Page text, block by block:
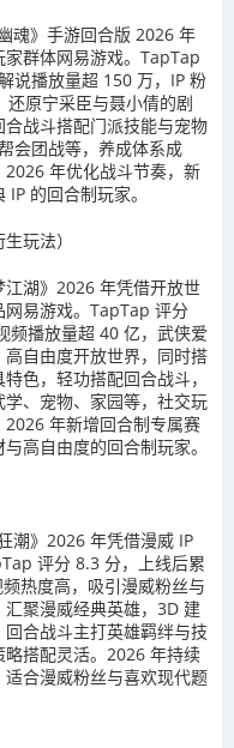
魂》手游回合版 2026 年
群体网易游戏。TapTap
说播放量超 150 万，IP 粉
还原宁采臣与聂小倩的剧
战斗搭配门派技能与宠物
会团战等，养成体系成
年优化战斗节奏，新
的回合制玩家。
玩法）
湖》2026 年凭借开放世
易游戏。TapTap 评分
频播放量超 40 亿，武侠爱
自由度开放世界，同时搭
色，轻功搭配回合战斗，
、宠物、家园等，社交玩
年新增回合制专属赛
高自由度的回合制玩家。
潮》2026 年凭借漫威 IP
评分 8.3 分，上线后累
热度高，吸引漫威粉丝与
聚漫威经典英雄，3D 建
合战斗主打英雄羁绊与技
搭配灵活。2026 年持续
合漫威粉丝与喜欢现代题